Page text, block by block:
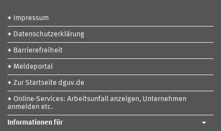
Impressum
Datenschutzerklärung
Barrierefreiheit
Meldeportal
Zur Startseite dguv.de
Online-Services: Arbeitsunfall anzeigen, Unternehmen
anmelden etc.
Informationen für